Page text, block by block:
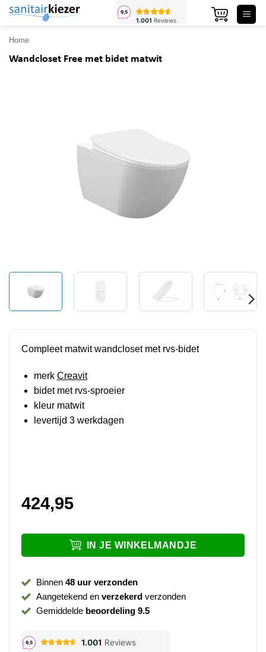
Ga
inhoud
Home
Wandcloset Free met bidet matwit
Compleet matwit wandcloset met rvs-bidet
merk Creavit
bidet met rvs-sproeier
kleur matwit
levertijd 3 werkdagen
424,95
IN JE WINKELMANDJE
Binnen 48 uur verzonden
Aangetekend en verzekerdverzonden
Gemiddelde beoordeling 9.5